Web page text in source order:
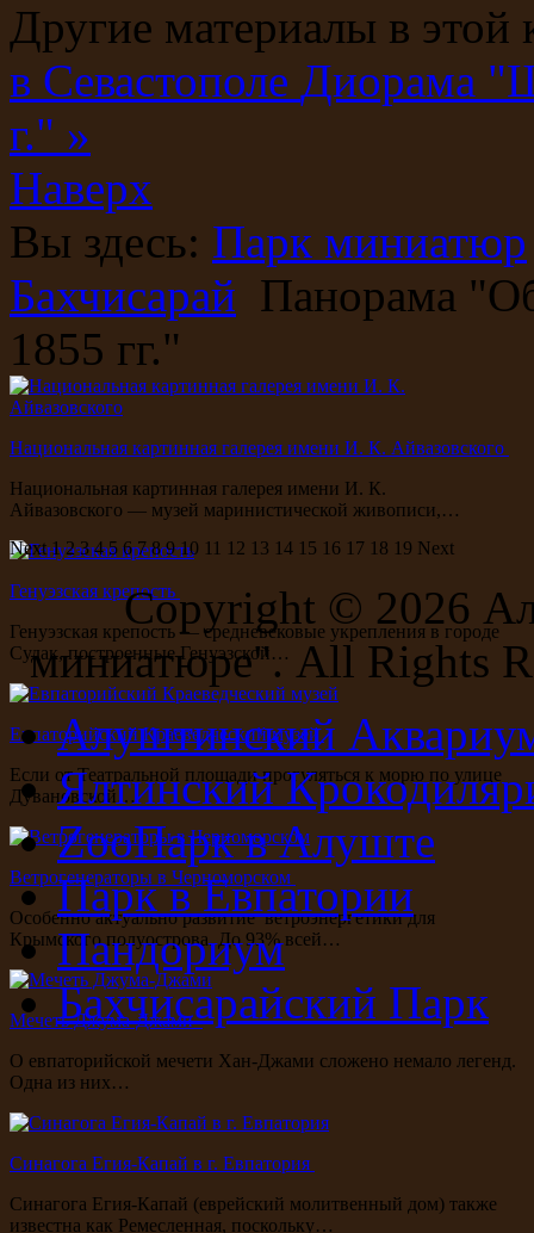
Другие материалы в этой
в Севастополе Диорама
г." »
Наверх
Вы здесь: Парк миниатюр
Бахчисарай Панорама
1855 гг."
Национальная картинная галерея имени И. К. Айвазовского
Национальная картинная галерея имени И. К.
Айвазовского — музей маринистической живописи,…
Генуэзская крепость
Генуэзская крепость — средневековые укрепления в городе
Судак, построенные Генуэзской…
Евпаторийский Краеведческий музей
Если от Театральной площади прогуляться к морю по улице
Дувановской…
Ветрогенераторы в Черноморском
Особенно актуально развитие ветроэнергетики для
Крымского полуострова. До 93% всей…
Мечеть Джума-Джами
О евпаторийской мечети Хан-Джами сложено немало легенд.
Одна из них…
Синагога Егия-Капай в г. Евпатория
Синагога Егия-Капай (еврейский молитвенный дом) также
известна как Ремесленная, поскольку…
Next12345678910 11 12 13 14 15 16 17 18 19 Next
Copyright © 2026
миниатюре". All Rights
Алуштинский
Ялтинский
ZooПарк в Алуште
Парк в Евпатории
Пандориум
Бахчисарайский Парк